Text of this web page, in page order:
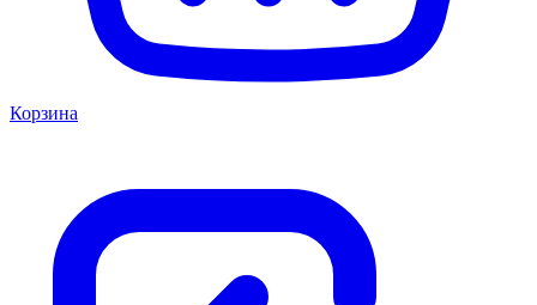
Корзина